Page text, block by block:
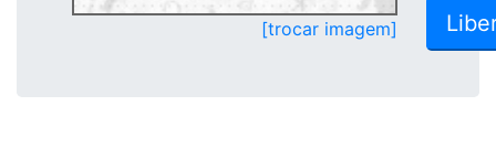
[trocar imagem]